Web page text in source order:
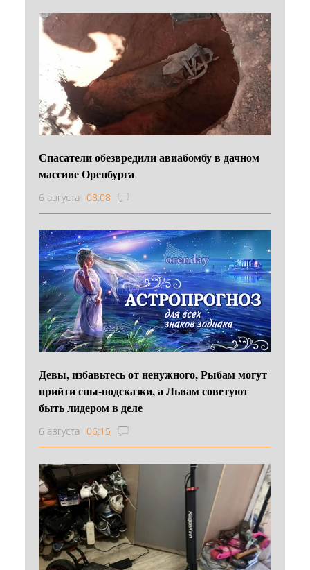
Спасатели обезвредили авиабомбу в дачном
массиве Оренбурга
6 августа 08:08
Девы, избавьтесь от ненужного, Рыбам могут
прийти сны-подсказки, а Львам советуют
быть лидером в деле
6 августа 06:15